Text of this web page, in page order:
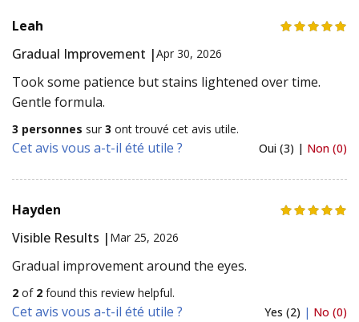
Leah
Gradual Improvement |Apr 30, 2026
Took some patience but stains lightened over time.
Gentle formula.
3 personnes sur 3 ont trouvé cet avis utile.
Cet avis vous a-t-il été utile ? Oui (3) | Non (0)
Hayden
Visible Results | Mar 25, 2026
Gradual improvement around the eyes.
2 of 2 found this review helpful.
Cet avis vous a-t-il été utile ? Yes (2) | No (0)